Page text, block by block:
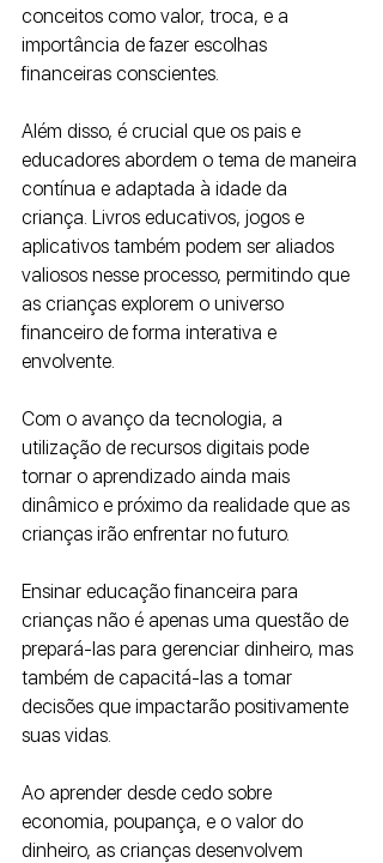
conceitos como valor, troca, e a
importância de fazer escolhas
financeiras conscientes.
Além disso, é crucial que os pais e
educadores abordem o tema de maneira
contínua e adaptada à idade da
criança. Livros educativos, jogos e
aplicativos também podem ser aliados
valiosos nesse processo, permitindo que
as crianças explorem o universo
financeiro de forma interativa e
envolvente.
Com o avanço da tecnologia, a
utilização de recursos digitais pode
tornar o aprendizado ainda mais
dinâmico e próximo da realidade que as
crianças irão enfrentar no futuro.
Ensinar educação financeira para
crianças não é apenas uma questão de
prepará-las para gerenciar dinheiro, mas
também de capacitá-las a tomar
decisões que impactarão positivamente
suas vidas.
Ao aprender desde cedo sobre
economia, poupança, e o valor do
dinheiro, as crianças desenvolvem